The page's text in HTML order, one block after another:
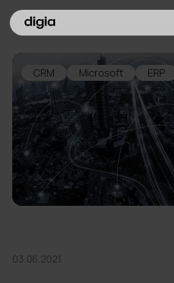
Asiakkaamme
Inspiroidu
Digia yrityksenä
Sijoittajille
Meille töihin
CRM Microsoft ERP
03.06.2021